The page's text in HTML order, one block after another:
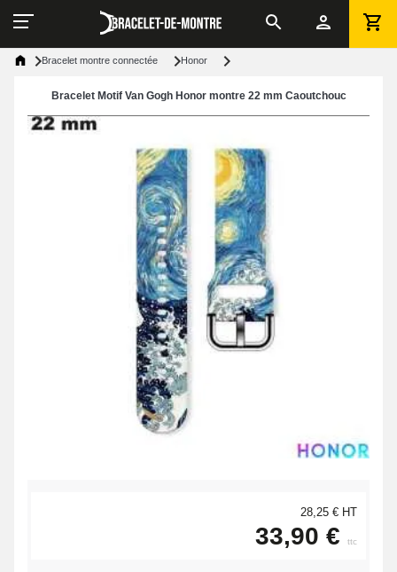
Bracelet montre connectée Honor
Bracelet Motif Van Gogh Honor montre 22 mm Caoutchouc
28,25 € HT
33,90 € ttc